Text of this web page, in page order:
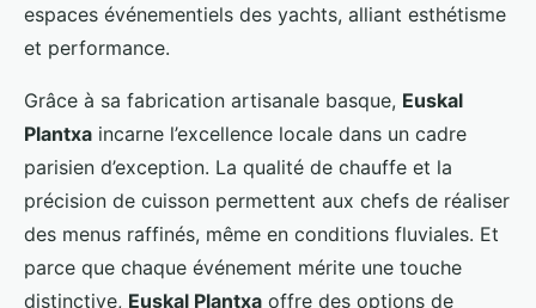
espaces événementiels des yachts, alliant esthétisme
et performance.
Grâce à sa fabrication artisanale basque, Euskal
Plantxa incarne l’excellence locale dans un cadre
parisien d’exception. La qualité de chauffe et la
précision de cuisson permettent aux chefs de réaliser
des menus raffinés, même en conditions fluviales. Et
parce que chaque événement mérite une touche
distinctive, Euskal Plantxa offre des options de